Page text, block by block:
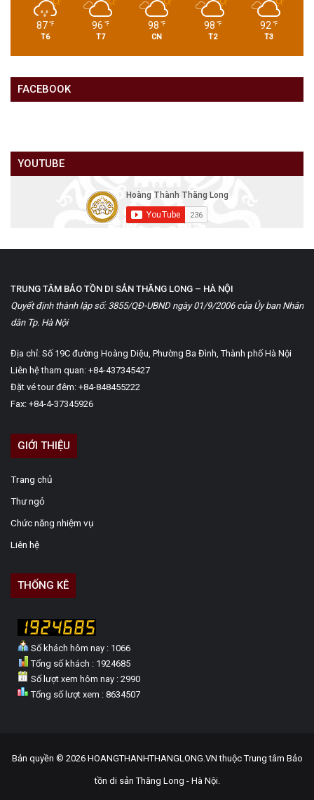
87 ℉
T6
96 ℉
T7
98 ℉
CN
98 ℉
T2
92 ℉
T3
FACEBOOK
YOUTUBE
TRUNG TÂM BẢO TỒN DI SẢN THĂNG LONG – HÀ NỘI
Quyết định thành lập số: 3855/QĐ-UBND ngày 01/9/2006 của Ủy ban Nhân
dân Tp. Hà Nội
Địa chỉ: Số 19C đường Hoàng Diệu, Phường Ba Đình, Thành phố Hà Nội
Liên hệ tham quan: +84-437345427
Đặt vé tour đêm: +84-848455222
Fax: +84-4-37345926
GIỚI THIỆU
Trang chủ
Thư ngỏ
Chức năng nhiệm vụ
Liên hệ
THỐNG KÊ
Số khách hôm nay : 1066
Tổng số khách : 1924685
Số lượt xem hôm nay : 2990
Tổng số lượt xem : 8634507
Bản quyền © 2026 HOANGTHANHTHANGLONG.VN thuộc Trung tâm Bảo
tồn di sản Thăng Long - Hà Nội.